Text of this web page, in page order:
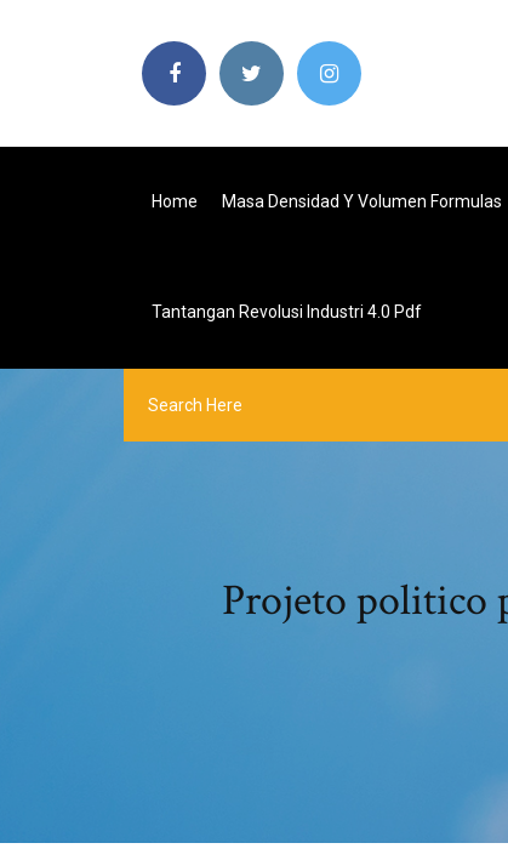
Home Masa Densidad Y Volumen Formulas
Tantangan Revolusi Industri 4.0 Pdf
Projeto politico